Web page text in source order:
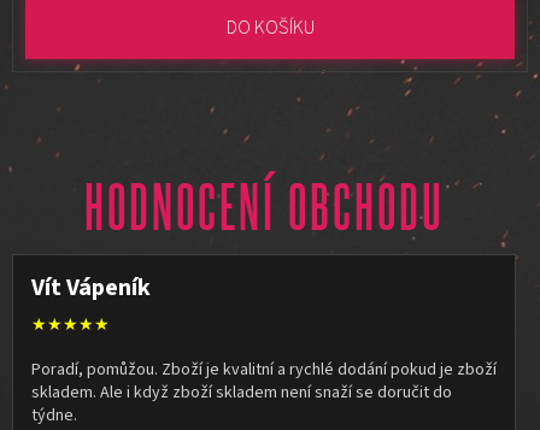
Měrná cena:
DO KOŠÍKU
HODNOCENÍ OBCHODU
Vít Vápeník
★★★★★
Poradí, pomůžou. Zboží je kvalitní a rychlé dodání pokud je zboží
skladem. Ale i když zboží skladem není snaží se doručit do
týdne.